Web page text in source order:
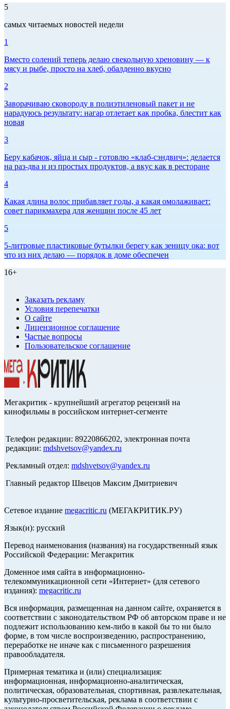
5
самых читаемых новостей недели
1
Вместо солений теперь делаю свекольную хреновину — к
мясу и рыбе, просто на хлеб, обалденно вкусно
2
Заворачиваю сковороду в полиэтиленовый пакет и не
нарадуюсь результату: нагар отлетает как пробка, блестит как
новая
3
Беру кабачок, яйца и сыр - готовлю «клаб-сэндвич»: делается
на раз-два и из простых продуктов, а вкус как в ресторане
4
Какая длина волос прибавляет годы, а какая омолаживает:
совет парикмахера для женщин после 45 лет
5
5-литровые пластиковые бутылки берегу как зеницу ока: вот
что из них делаю — порядок в доме обеспечен
16+
Заказать рекламу
Условия перепечатки
О сайте
Лицензионное соглашение
Частые вопросы
Пользовательское соглашение
Мегакритик - крупнейший агрегатор рецензий на
кинофильмы в российском интернет-сегменте
Телефон редакции: 89220866202, электронная почта
редакции: mdshvetsov@yandex.ru
Рекламный отдел: mdshvetsov@yandex.ru
Главный редактор Швецов Максим Дмитриевич
Сетевое издание megacritic.ru (МЕГАКРИТИК.РУ)
Язык(и): русский
Перевод наименования (названия) на государственный язык
Российской Федерации: Мегакритик
Доменное имя сайта в информационно-
телекоммуникационной сети «Интернет» (для сетевого
издания): megacritic.ru
Вся информация, размещенная на данном сайте, охраняется в
соответствии с законодательством РФ об авторском праве и не
подлежит использованию кем-либо в какой бы то ни было
форме, в том числе воспроизведению, распространению,
переработке не иначе как с письменного разрешения
правообладателя.
Примерная тематика и (или) специализация:
информационная, информационно-аналитическая,
политическая, образовательная, спортивная, развлекательная,
культурно-просветительская, реклама в соответствии с